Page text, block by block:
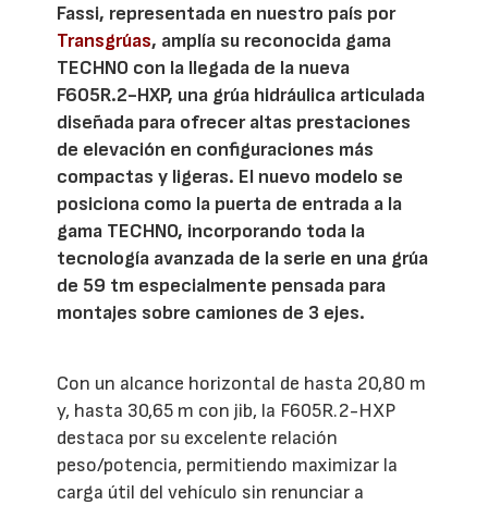
Fassi, representada en nuestro país por
Transgrúas, amplía su reconocida gama
TECHNO con la llegada de la nueva
F605R.2-HXP, una grúa hidráulica articulada
diseñada para ofrecer altas prestaciones
de elevación en configuraciones más
compactas y ligeras. El nuevo modelo se
posiciona como la puerta de entrada a la
gama TECHNO, incorporando toda la
tecnología avanzada de la serie en una grúa
de 59 tm especialmente pensada para
montajes sobre camiones de 3 ejes.
Con un alcance horizontal de hasta 20,80 m
y, hasta 30,65 m con jib, la F605R.2-HXP
destaca por su excelente relación
peso/potencia, permitiendo maximizar la
carga útil del vehículo sin renunciar a